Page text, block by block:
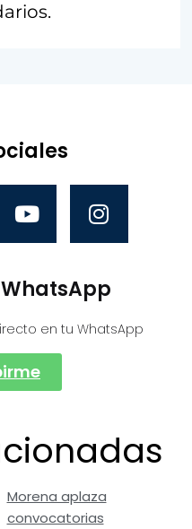
en tu WhatsApp
Morena aplaza
convocatorias